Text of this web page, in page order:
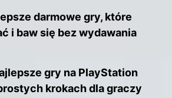
darmowe gry, które
i baw się bez wydawania
gry na PlayStation
krokach dla graczy